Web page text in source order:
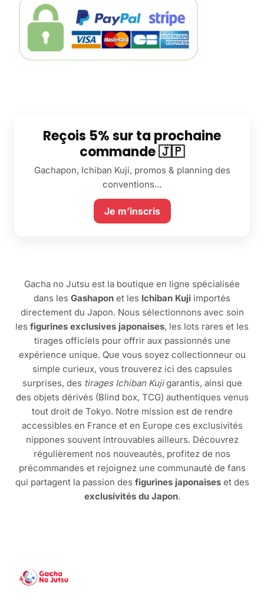
Reçois 5% sur ta prochaine
commande 🇯🇵
Gachapon, Ichiban Kuji, promos & planning des
conventions...
Je m’inscris
Gacha no Jutsu est la boutique en ligne spécialisée
dans les Gashapon et les Ichiban Kuji importés
directement du Japon. Nous sélectionnons avec soin
les figurines exclusives japonaises, les lots rares et les
tirages officiels pour offrir aux passionnés une
expérience unique. Que vous soyez collectionneur ou
simple curieux, vous trouverez ici des capsules
surprises, des tirages Ichiban Kujigarantis, ainsi que
des objets dérivés (Blind box, TCG) authentiques venus
tout droit de Tokyo. Notre mission est de rendre
accessibles en France et en Europe ces exclusivités
nippones souvent introuvables ailleurs. Découvrez
régulièrement nos nouveautés, profitez de nos
précommandes et rejoignez une communauté de fans
qui partagent la passion des figurines japonaiseset des
exclusivités du Japon.